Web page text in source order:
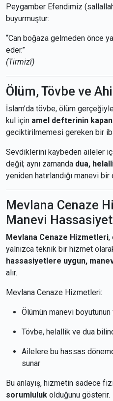
Peygamber Efendimiz
buyurmuştur:
“Can boğaza gelmeden önce
eder.”
(Tirmizî)
Ölüm, Tövbe ve
İslam’da tövbe, ölüm
kul için amel defterinin
geciktirilmemesi gereken bir
Sevdiklerini kaybeden aileler
değil; aynı zamanda dua,
yeniden hatırlandığı manevi bir
Mevlana Cenaze
Manevi Hassasiyet
Mevlana Cenaze Hizmetleri,
yalnızca teknik bir hizmet
hassasiyetlere uygun,
alır.
Mevlana Cenaze Hizmetleri:
Ölümün manevi boyutunun
Tövbe, helallik ve dua
Ailelere bu hassas
sunar
Bu anlayış, hizmetin sadece
sorumluluk olduğunu gösterir.